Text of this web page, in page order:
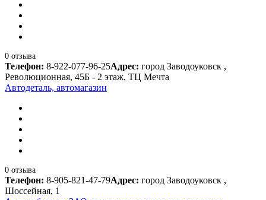
0 отзыва
Телефон: 8-922-077-96-25Адрес: город Заводоуковск ,
Революционная, 45Б - 2 этаж, ТЦ Мечта
Автодеталь, автомагазин
0 отзыва
Телефон: 8-905-821-47-79Адрес: город Заводоуковск ,
Шоссейная, 1